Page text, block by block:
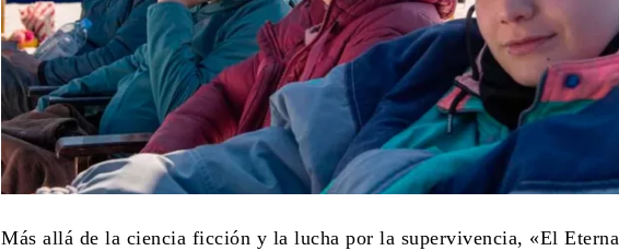
Más allá de la ciencia ficción y la lucha por la supervivencia, «El